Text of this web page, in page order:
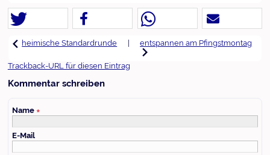
heimische Standardrunde entspannen am Pfingstmontag
Trackback-URL für diesen Eintrag
Kommentar schreiben
Name ∗
E-Mail